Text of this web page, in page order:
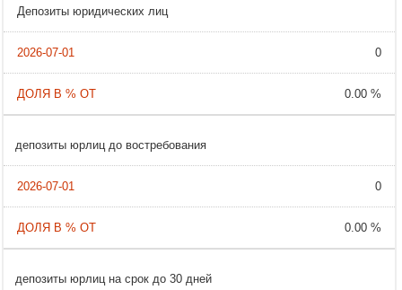
Депозиты юридических лиц
0
0.00 %
депозиты юрлиц до востребования
0
0.00 %
депозиты юрлиц на срок до 30 дней